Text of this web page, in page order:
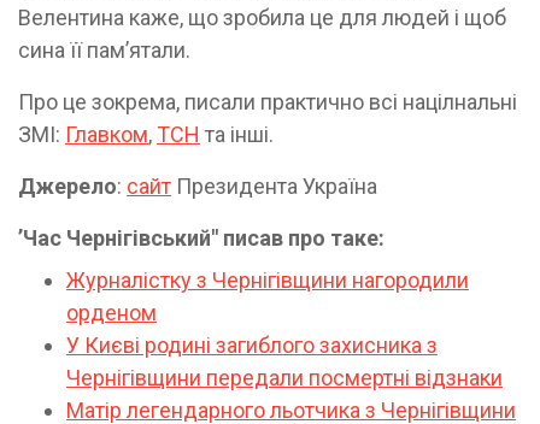
Велентина каже, що зробила це для людей і щоб
сина її памʼятали.
Про це зокрема, писали практично всі націлнальні
ЗМІ: Главком, ТСН та інші.
Джерело: сайт Президента Україна
ʼЧас Чернігівський" писав про таке:
Журналістку з Чернігівщини нагородили
орденом
У Києві родині загиблого захисника з
Чернігівщини передали посмертні відзнаки
Матір легендарного льотчика з Чернігівщини